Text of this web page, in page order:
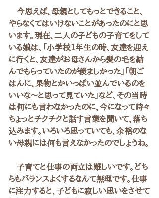
今思えば、母親としてもっとできること、
やらなくてはいけないことがあったのにと思
います。現在、二人の子どもの子育てをして
いる娘は、「小学校1年生の時、友達を迎え
に行くと、友達がお母さんから髪の毛を結
んでもらっていたのが羨ましかった」「朝ご
はんに、果物とかいっぱい並んでいるのを
いいな～と思って見ていた」など、その当時
は何にも言わなかったのに、今になって時々
ちょっとチクチクと話す言葉を聞いて、落ち
込みます。いろいろ思っていても、余裕のな
い母親には何も言えなかったのでしょうね。
子育てと仕事の両立は難しいです。どち
らもバランスよくするなんて無理です。仕事
に注力すると、子どもに寂しい思いをさせて